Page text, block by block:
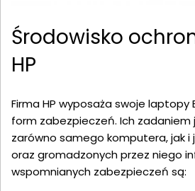
Środowisko
HP
Firma HP wyposaża swoje laptopy
form zabezpieczeń. Ich
zarówno samego komputera, jak i
oraz gromadzonych przez niego
wspomnianych zabezpieczeń są: